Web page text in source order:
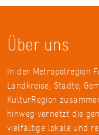
Über uns
In der Metropolregion
Landkreise, Städte,
KulturRegion
hinweg vernetzt die
vielfältige lokale und